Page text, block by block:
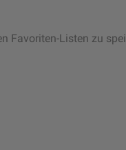
Favoriten-Listen zu